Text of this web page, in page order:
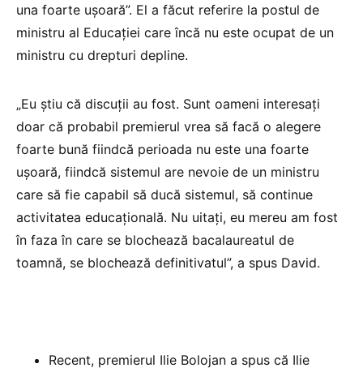
una foarte ușoară”. El a făcut referire la postul de
ministru al Educației care încă nu este ocupat de un
ministru cu drepturi depline.
„Eu știu că discuții au fost. Sunt oameni interesați
doar că probabil premierul vrea să facă o alegere
foarte bună fiindcă perioada nu este una foarte
ușoară, fiindcă sistemul are nevoie de un ministru
care să fie capabil să ducă sistemul, să continue
activitatea educațională. Nu uitați, eu mereu am fost
în faza în care se blochează bacalaureatul de
toamnă, se blochează definitivatul”, a spus David.
Recent, premierul Ilie Bolojan a spus că Ilie